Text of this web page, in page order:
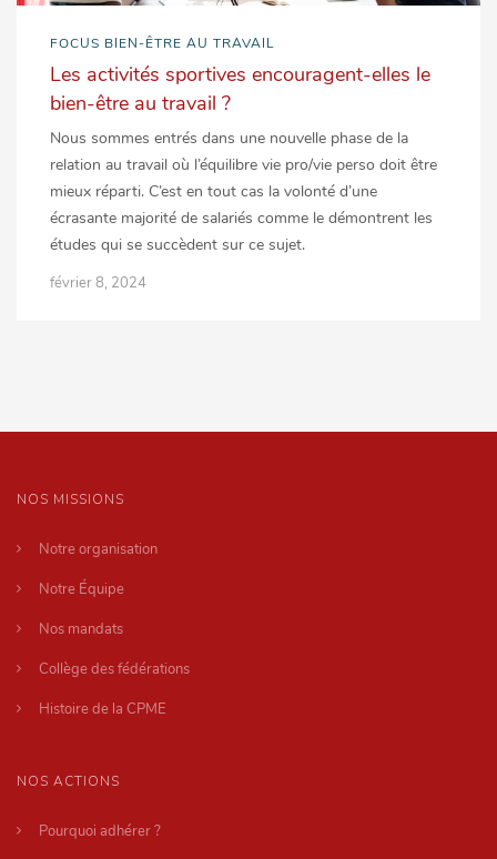
FOCUS BIEN-ÊTRE AU TRAVAIL
Les activités sportives encouragent-elles le
bien-être au travail ?
Nous sommes entrés dans une nouvelle phase de la
relation au travail où l’équilibre vie pro/vie perso doit être
mieux réparti. C’est en tout cas la volonté d’une
écrasante majorité de salariés comme le démontrent les
études qui se succèdent sur ce sujet.
février 8, 2024
NOS MISSIONS
Notre organisation
Notre Équipe
Nos mandats
Collège des fédérations
Histoire de la CPME
NOS ACTIONS
Pourquoi adhérer ?